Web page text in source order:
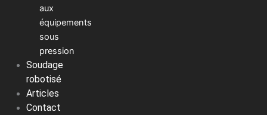
aux
équipements
sous
pression
Soudage
robotisé
Articles
Contact